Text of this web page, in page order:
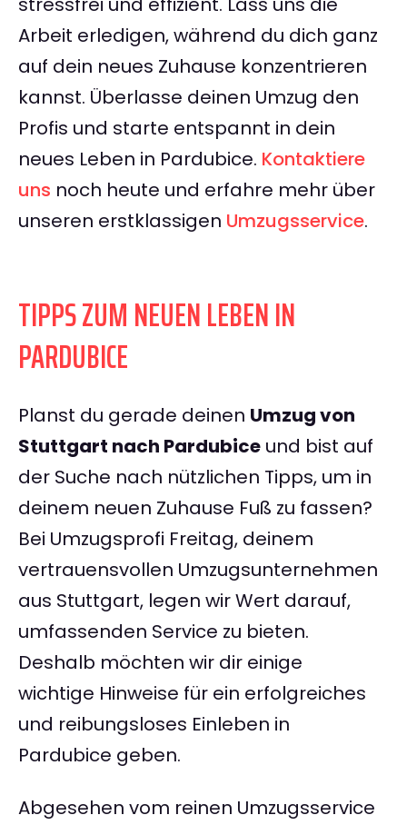
Arbeit erledigen, während du dich ganz
auf dein neues Zuhause konzentrieren
kannst. Überlasse deinen Umzug den
Profis und starte entspannt in dein
neues Leben in Pardubice. Kontaktiere
uns noch heute und erfahre mehr über
unseren erstklassigen Umzugsservice.
TIPPS ZUM NEUEN LEBEN IN
PARDUBICE
Planst du gerade deinen Umzug von
Stuttgart nach Pardubice und bist auf
der Suche nach nützlichen Tipps, um in
deinem neuen Zuhause Fuß zu fassen?
Bei Umzugsprofi Freitag, deinem
vertrauensvollen Umzugsunternehmen
aus Stuttgart, legen wir Wert darauf,
umfassenden Service zu bieten.
Deshalb möchten wir dir einige
wichtige Hinweise für ein erfolgreiches
und reibungsloses Einleben in
Pardubice geben.
Abgesehen vom reinen Umzugsservice